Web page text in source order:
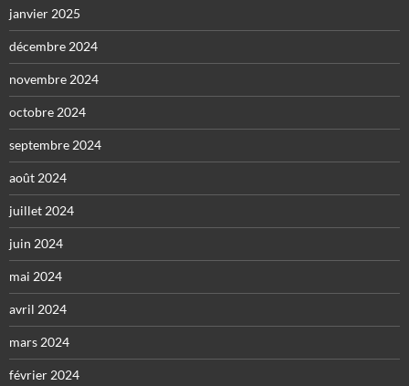
janvier 2025
décembre 2024
novembre 2024
octobre 2024
septembre 2024
août 2024
juillet 2024
juin 2024
mai 2024
avril 2024
mars 2024
février 2024